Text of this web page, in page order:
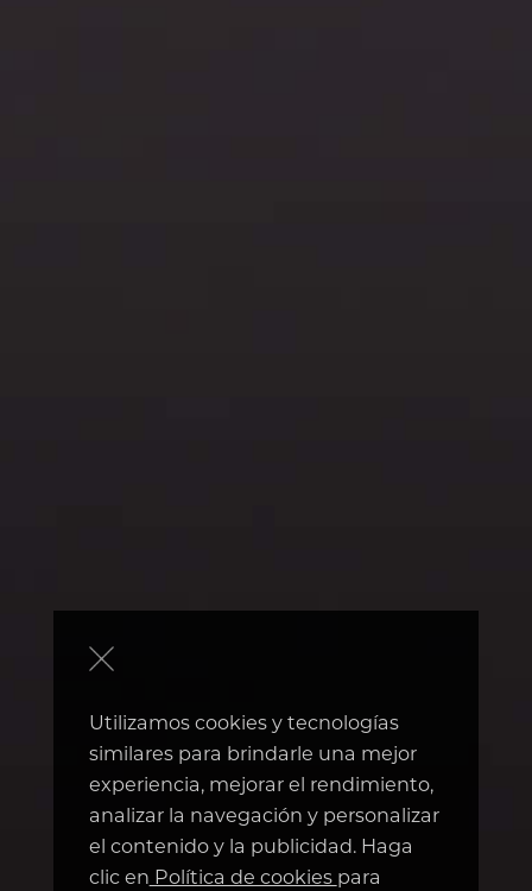
Utilizamos cookies y tecnologías
similares para brindarle una mejor
experiencia, mejorar el rendimiento,
analizar la navegación y personalizar
el contenido y la publicidad. Haga
clic en Política de cookies para